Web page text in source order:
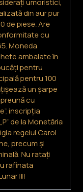
umoristici,
din aur pur
de piese. Are
cu
Moneda
ambalate în
pentru
pentru 100
un șarpe
cu
inscripția
de la Monetăria
regelui Carol
precum și
Nu ratați
rafinata
III!